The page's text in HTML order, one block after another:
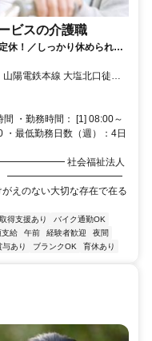
ビスの介護職
休！／しっかり休められ
年1回｜駅チカで通勤便
陽電鉄本線 大塩北口徒歩
勤務地最寄駅】山陽電鉄本
・勤務時間： [1] 08:00～
最低勤務日数（週）：4日
社会福祉法人
ープ） ━━━━━━━━━━━━
えのない大切な存在で在る
得支援あり
バイク通勤OK
支給 午前 経験者歓迎
夜間
与あり ブランクOK 育休あり